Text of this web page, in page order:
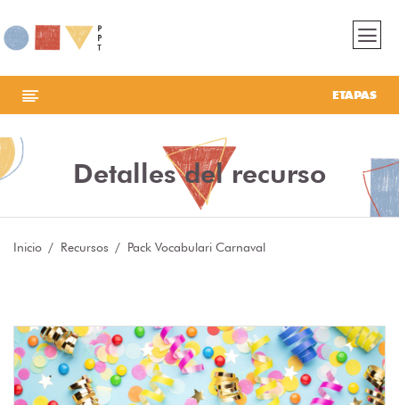
ETAPAS
Detalles del recurso
Inicio Recursos Pack Vocabulari Carnaval